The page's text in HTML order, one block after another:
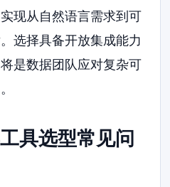
现从自然语言需求到可
选择具备开放集成能力
是数据团队应对复杂可
具选型常见问